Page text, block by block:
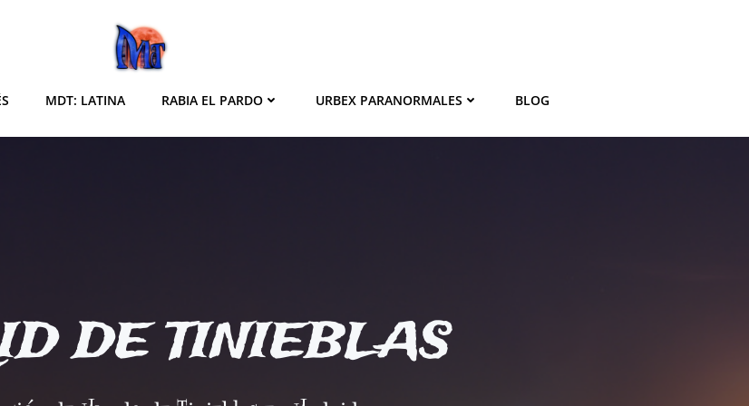
MDT: LATINA RABIA EL PARDO URBEX PARANORMALES BLOG
DE TINIEBLAS